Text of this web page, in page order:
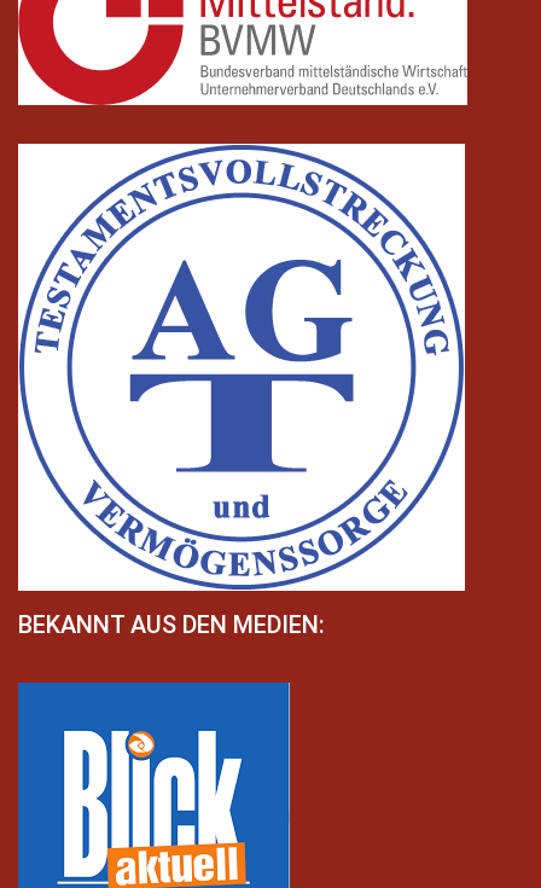
BEKANNT AUS DEN MEDIEN: